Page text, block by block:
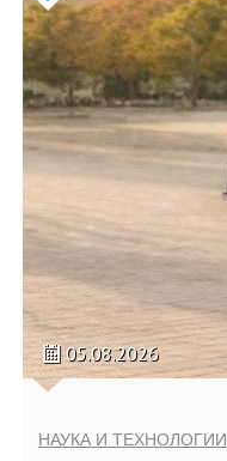
05.08.2026
НАУКА И ТЕХНОЛОГИИ